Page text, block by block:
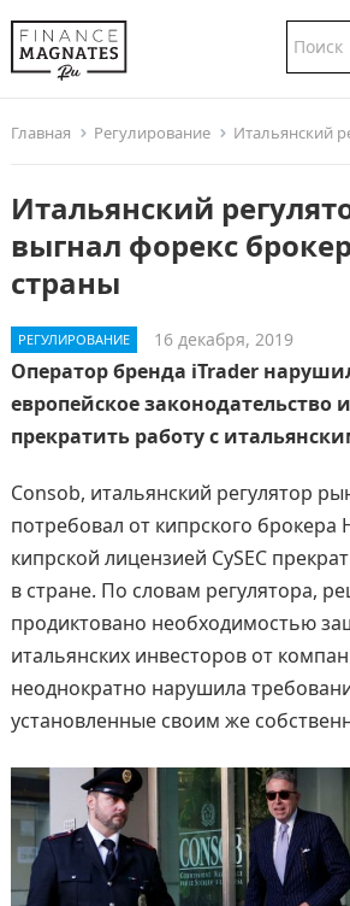
Главная Регулирование Итальянский регулятор
Итальянский
выгнал форекс
страны
РЕГУЛИРОВАНИЕ 16 декабря, 2019
Оператор бренда iTrader
европейское законодательство
прекратить работу с
Consob, итальянский регулятор
потребовал от кипрского брокера
кипрской лицензией CySEC
в стране. По словам регулятора,
продиктовано необходимостью
итальянских инвесторов от
неоднократно нарушила
установленные своим же